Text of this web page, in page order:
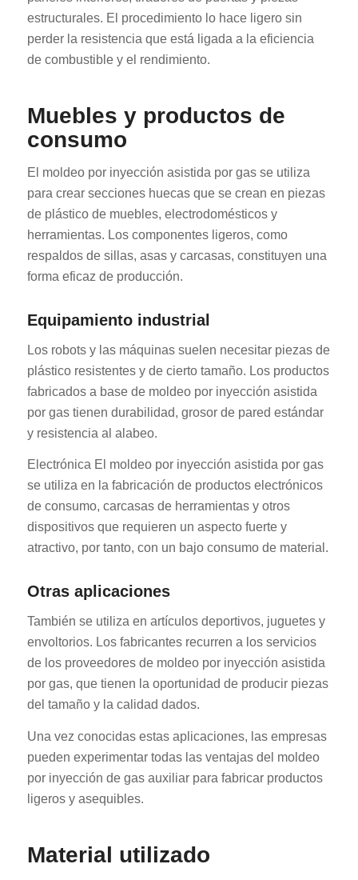
estructurales. El procedimiento lo hace ligero sin
perder la resistencia que está ligada a la eficiencia
de combustible y el rendimiento.
Muebles y productos de
consumo
El moldeo por inyección asistida por gas se utiliza
para crear secciones huecas que se crean en piezas
de plástico de muebles, electrodomésticos y
herramientas. Los componentes ligeros, como
respaldos de sillas, asas y carcasas, constituyen una
forma eficaz de producción.
Equipamiento industrial
Los robots y las máquinas suelen necesitar piezas de
plástico resistentes y de cierto tamaño. Los productos
fabricados a base de moldeo por inyección asistida
por gas tienen durabilidad, grosor de pared estándar
y resistencia al alabeo.
Electrónica El moldeo por inyección asistida por gas
se utiliza en la fabricación de productos electrónicos
de consumo, carcasas de herramientas y otros
dispositivos que requieren un aspecto fuerte y
atractivo, por tanto, con un bajo consumo de material.
Otras aplicaciones
También se utiliza en artículos deportivos, juguetes y
envoltorios. Los fabricantes recurren a los servicios
de los proveedores de moldeo por inyección asistida
por gas, que tienen la oportunidad de producir piezas
del tamaño y la calidad dados.
Una vez conocidas estas aplicaciones, las empresas
pueden experimentar todas las ventajas del moldeo
por inyección de gas auxiliar para fabricar productos
ligeros y asequibles.
Material utilizado